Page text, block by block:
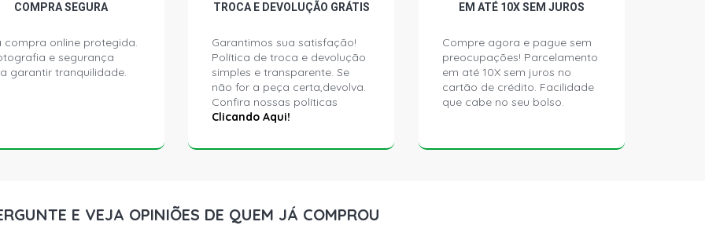
COMPRA SEGURA
compra online protegida.
e segurança
garantir tranquilidade.
TROCA E DEVOLUÇÃO GRÁTIS
Garantimos sua satisfação!
Política de troca e devolução
simples e transparente. Se
não for a peça certa,devolva.
Confira nossas políticas
Clicando Aqui!
EM ATÉ 10X SEM JUROS
Compre agora e pague sem
preocupações! Parcelamento
em até 10X sem juros no
cartão de crédito. Facilidade
que cabe no seu bolso.
E VEJA OPINIÕES DE QUEM JÁ COMPROU